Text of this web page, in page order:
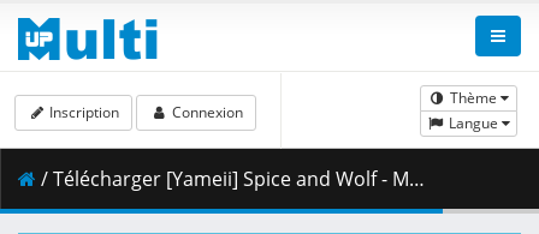
Thème
Langue
Inscription Connexion
/ Télécharger [Yameii] Spice and Wolf - MERCHANT MEETS THE WISE WOLF - S01E21 [English Dub] [CR WEB-DL 1080p] [4E78AC02].mkv.002 ( 460.85 MB )